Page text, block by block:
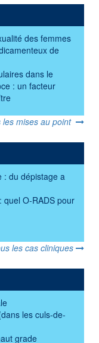
des femmes
de
dans le
: un facteur
les mises au point
: du dépistage a
quel O-RADS pour
les cas cliniques
les culs-de-
grade